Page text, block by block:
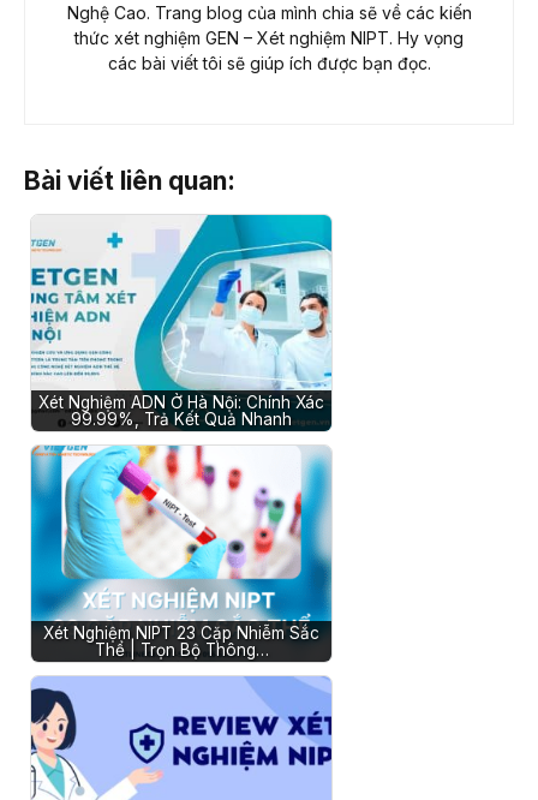
Nghệ Cao. Trang blog của mình chia sẽ về các kiến
thức xét nghiệm GEN – Xét nghiệm NIPT. Hy vọng
các bài viết tôi sẽ giúp ích được bạn đọc.
Bài viết liên quan:
Xét Nghiệm ADN Ở Hà Nội: Chính Xác
99.99%, Trả Kết Quả Nhanh
Xét Nghiệm NIPT 23 Cặp Nhiễm Sắc
Thể | Trọn Bộ Thông…